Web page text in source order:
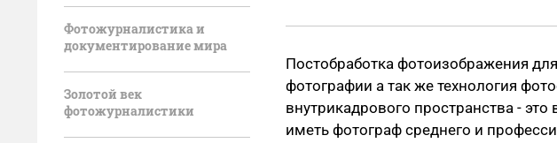
Фотожурналистика и
документирование мира
Золотой век
фотожурналистики
Постобработка фотоизображения
фотографии а так же технология
внутрикадрового пространства -
иметь фотограф среднего и